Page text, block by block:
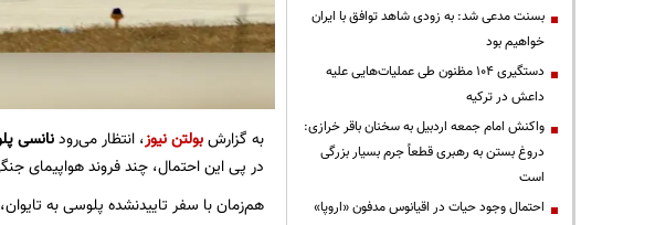
به گزارشبولتن نیوز، انتظار می‌رودنانسی
در پی این احتمال، چند فروند هواپیمای
هم‌زمان با سفر تاییدنشده پلوسی به
بسنت مدعی شد: به زودی شاهد توافق با ایران
خواهیم بود
دستگیری ۱۰۴ مظنون طی عملیات‌هایی علیه
داعش در ترکیه
واکنش امام جمعه اردبیل به سخنان باقر خرازی:
دروغ بستن به رهبری قطعاً جرم بسیار بزرگی
است
احتمال وجود حیات در اقیانوس مدفون «اروپا»